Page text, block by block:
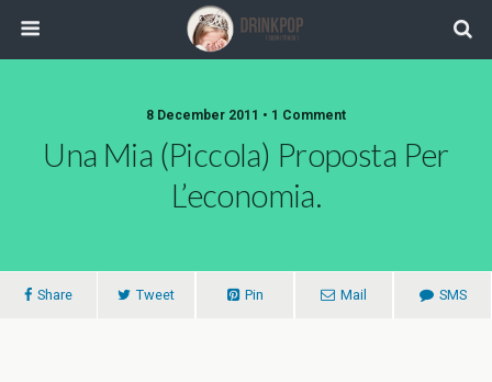
8 December 2011 • 1 Comment
Una Mia (piccola) Proposta Per
L’economia.
Share Tweet Pin Mail SMS